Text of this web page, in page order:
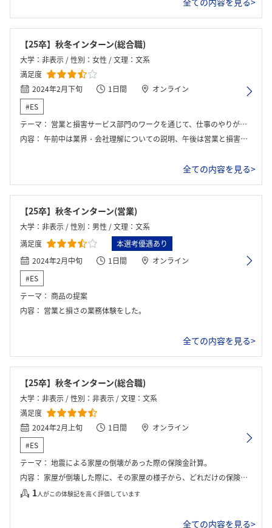
【25卒】秋冬インターン(総合職)
大学：非表示 / 性別：女性 / 文理：文系
満足度
2024年2月下旬
1日間
オンライン
#ES
テーマ： 営業と損害サービス部門のワークを通じて、仕事のやりがいや醍醐味を実感しよう
内容： 午前中は業界・会社理解についての説明、午後は営業と損害サービスについてグループワークで業務を体感した。
全ての内容を見る>
【25卒】秋冬インターン(営業)
大学：非表示 / 性別：男性 / 文理：文系
満足度
本選考優遇あり
2024年2月中旬
1日間
オンライン
#ES
テーマ： 商品の提案
内容： 営業と損さの業務体験をした。
全ての内容を見る>
【25卒】秋冬インターン(総合職)
大学：非表示 / 性別：非表示 / 文理：文系
満足度
2024年2月上旬
1日間
オンライン
#ES
テーマ： 地震による家屋の倒壊があった際の保険金計算。
内容： 家屋が倒壊した際に、その家屋の様子から、どれだけの保険料を算出することができるかを考える。これらはグループワークで行い、発表もあった。
1人がこの体験記を高く評価しています
全ての内容を見る>